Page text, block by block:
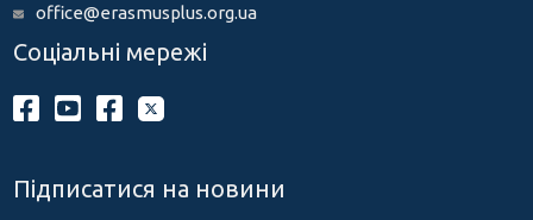
office@erasmusplus.org.ua
Соціальні мережі
Підписатися на новини